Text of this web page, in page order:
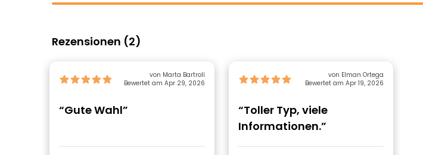
Rezensionen (2)
von Marta Bartrolí
Bewertet am Apr 29, 2026
“Gute Wahl”
von Elman Ortega
Bewertet am Apr 19, 2026
“Toller Typ, viele
Informationen.”